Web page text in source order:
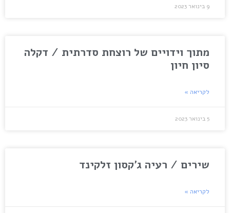
9 בינואר 2023
מתוך וידויים של רוצחת סדרתית / דקלה
סיון חיון
לקריאה »
5 בינואר 2023
שירים / רעיה ג'קסון זלקינד
לקריאה »